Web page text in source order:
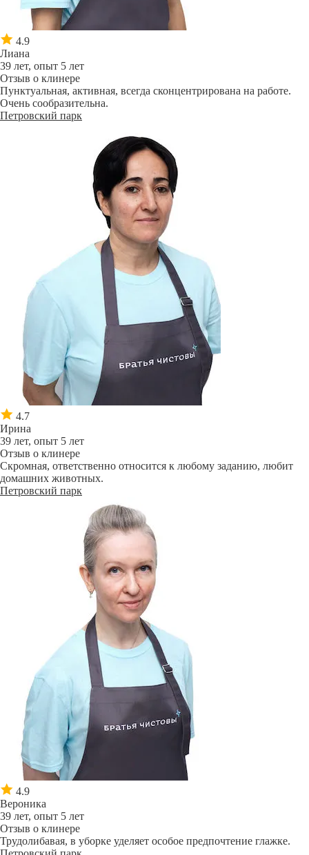
4.9
Лиана
39 лет, опыт 5 лет
Отзыв о клинере
Пунктуальная, активная, всегда сконцентрирована на работе.
Очень сообразительна.
Петровский парк
4.7
Ирина
39 лет, опыт 5 лет
Отзыв о клинере
Скромная, ответственно относится к любому заданию, любит
домашних животных.
Петровский парк
4.9
Вероника
39 лет, опыт 5 лет
Отзыв о клинере
Трудолибавая, в уборке уделяет особое предпочтение глажке.